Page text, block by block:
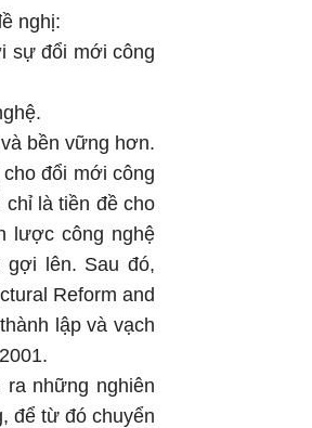
nghị:
sự đổi mới công
bền vững hơn.
đổi mới công
là tiền đề cho
lược công nghệ
gợi lên. Sau đó,
Reform and
lập và vạch
những nghiên
để từ đó chuyển